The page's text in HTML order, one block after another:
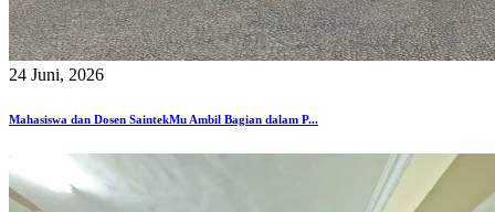
24 Juni, 2026
Mahasiswa dan Dosen SaintekMu Ambil Bagian dalam P...